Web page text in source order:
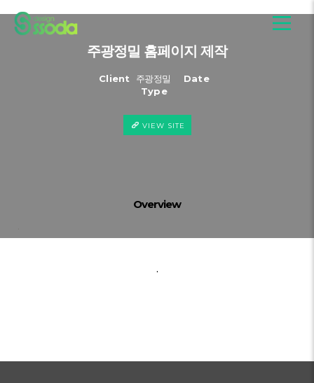
주광정밀 홈페이지 제작
Client 주광정밀
Date
Type
VIEW SITE
Overview
.